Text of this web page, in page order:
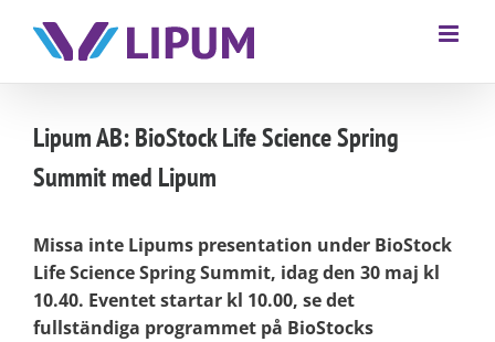
Lipum AB: BioStock Life Science Spring
Summit med Lipum
Missa inte Lipums presentation under BioStock
Life Science Spring Summit, idag den 30 maj kl
10.40. Eventet startar kl 10.00, se det
fullständiga programmet på BioStocks